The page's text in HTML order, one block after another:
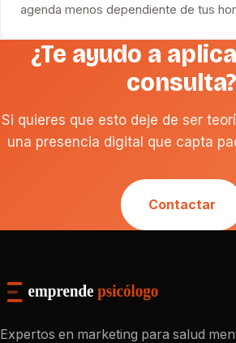
agenda menos dependiente de tus
¿Te ayudo a
consulta?
Si quieres que esto deje de ser
una presencia digital que capta
Contactar
Expertos en marketing para salud